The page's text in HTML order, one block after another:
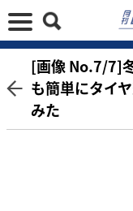
[画像 No.7/7]
も簡単にタイ
みた